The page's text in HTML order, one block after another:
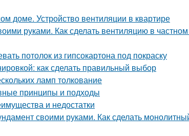
доме. Устройство вентиляции в квартире
руками. Как сделать вентиляцию в
потолок из гипсокартона под покраску
как сделать правильный выбор
ламп толкование
принципы и подходы
и недостатки
своими руками. Как сделать